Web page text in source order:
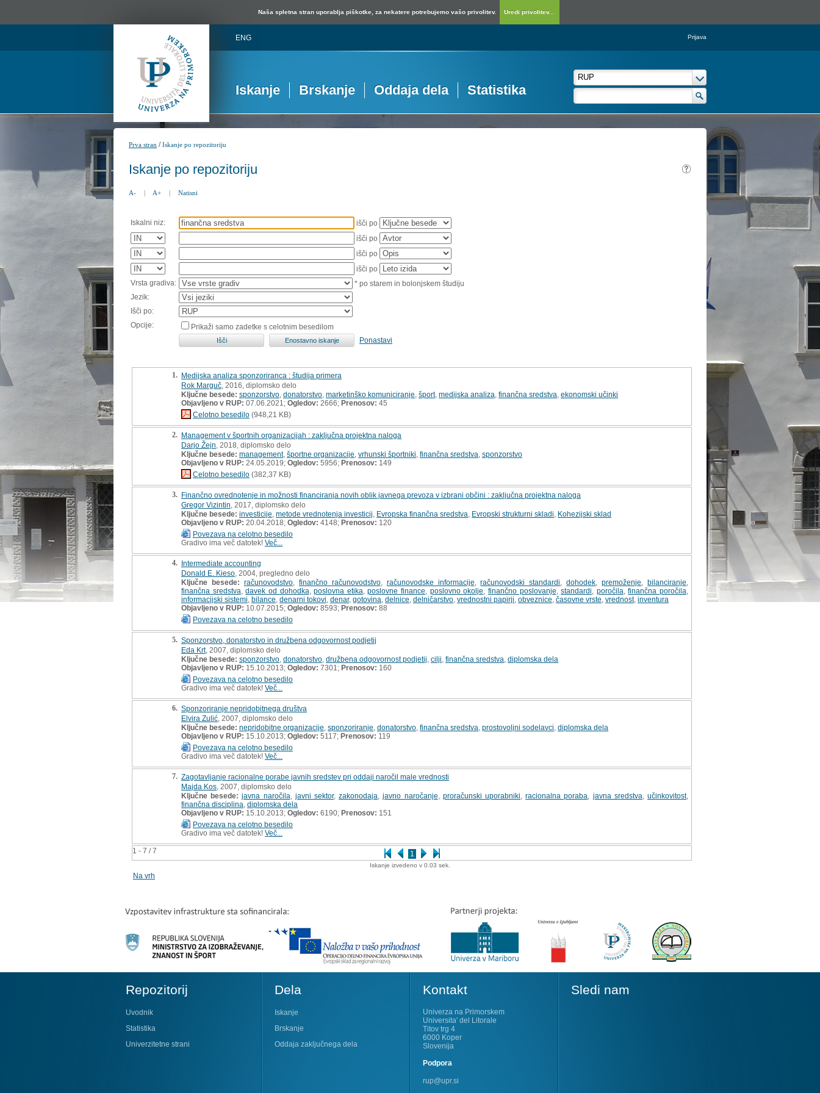
Naša spletna stran uporablja piškotke, za nekatere potrebujemo vašo privolitev. Uredi privolitev...
ENG Prijava
Iskanje Brskanje Oddaja dela Statistika
Prva stran /Iskanje po repozitoriju
Iskanje po repozitoriju
A- | A+ | Natisni
Iskalni niz:
išči po
išči po
išči po
išči po
Vrsta gradiva:
* po starem in bolonjskem študiju
Jezik:
Išči po:
Opcije:
Prikaži samo zadetke s celotnim besedilom
Ponastavi
1 - 7 / 7 1
1. Medijska analiza sponzoriranca : študija primera
Rok Marguč , 2016, diplomsko delo
Ključne besede: sponzorstvo donatorstvo marketinško komuniciranje šport, medijska analiza finančna sredstva ekonomski učinki
Objavljeno v RUP: 07.06.2021; Ogledov: 2666; Prenosov: 45
Celotno besedilo (948,21 KB)
2. Management v športnih organizacijah : zaključna projektna naloga
Darjo Žejn , 2018, diplomsko delo
Ključne besede: management, športne organizacije vrhunski športniki finančna sredstva sponzorstvo
Objavljeno v RUP: 24.05.2019; Ogledov: 5956; Prenosov: 149
Celotno besedilo (382,37 KB)
3. Finančno ovrednotenje in možnosti financiranja novih oblik javnega prevoza v izbrani občini : zaključna projektna naloga
Gregor Vizintin , 2017, diplomsko delo
Ključne besede: investicije metode vrednotenja investicij Evropska finančna sredstva Evropski strukturni skladi Kohezijski sklad
Objavljeno v RUP: 20.04.2018; Ogledov: 4148; Prenosov: 120
Povezava na celotno besedilo
Gradivo ima več datotek! Več...
4. Intermediate accounting
Donald E. Kieso , 2004, pregledno delo
Ključne besede: računovodstvo, finančno računovodstvo, računovodske informacije ,računovodski standardi ,dohodek ,premoženje ,bilanciranje
finančna sredstva ,davek od dohodka ,poslovna etika ,poslovne finance poslovno okolje finančno poslovanje ,standardi poročila ,finančna poročila
informacijski sistemi bilance denarni tokovi denar, gotovina delnice delničarstvo vrednostni papirji obveznice časovne vrste vrednost, inventura
Objavljeno v RUP: 10.07.2015; Ogledov: 8593; Prenosov: 88
Povezava na celotno besedilo
5. Sponzorstvo, donatorstvo in družbena odgovornost podjetij
Eda Krt, 2007, diplomsko delo
Ključne besede: sponzorstvo donatorstvo družbena odgovornost podjetij cilji finančna sredstva diplomska dela
Objavljeno v RUP: 15.10.2013; Ogledov: 7301; Prenosov: 160
Povezava na celotno besedilo
Gradivo ima več datotek! Več...
6. Sponzoriranje nepridobitnega društva
Elvira Zulić , 2007, diplomsko delo
Ključne besede: nepridobitne organizacije sponzoriranje donatorstvo finančna sredstva prostovoljni sodelavci diplomska dela
Objavljeno v RUP: 15.10.2013; Ogledov: 5117; Prenosov: 119
Povezava na celotno besedilo
Gradivo ima več datotek! Več...
7. Zagotavljanje racionalne porabe javnih sredstev pri oddaji naročil male vrednosti
Majda Kos , 2007, diplomsko delo
Ključne besede: javna naročila javni sektor,zakonodaja ,javno naročanje proračunski uporabniki ,racionalna poraba javna sredstva ,učinkovitost,
finančna disciplina diplomska dela
Objavljeno v RUP: 15.10.2013; Ogledov: 6190; Prenosov: 151
Povezava na celotno besedilo
Gradivo ima več datotek! Več...
Iskanje izvedeno v 0.03 sek.
Na vrh
Repozitorij
Uvodnik
Statistika
Univerzitetne strani
Dela
Iskanje
Brskanje
Oddaja zaključnega dela
Kontakt
Univerza na Primorskem
Universita' del Litorale
Titov trg 4
6000 Koper
Slovenija
Podpora
rup@upr.si
Sledi nam